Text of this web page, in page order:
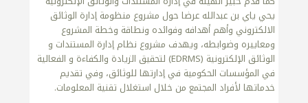
يحي ياي بن عبدالله عرضا حول مشروع منظومة إدارة الوثائق
الالكتروني وأهم أهدافه وفوائده ونطاقة وخطة المشروع
ومعاييره وضوابطه، ويهدف مشروع نظام إدارة المستندات و
الوثائق الإلكترونية (EDRMS) لتحقيق الزيادة والكفاءة و الفعالية
في المؤسسات الحكومية في إدارتها للوثائق، وفي تقديم
خدماتها لأفراد المجتمع من خلال استغلال تقنية المعلومات.